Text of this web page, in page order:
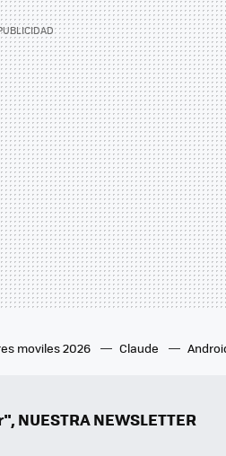
moviles 2026 Claude
NEWSLETTER